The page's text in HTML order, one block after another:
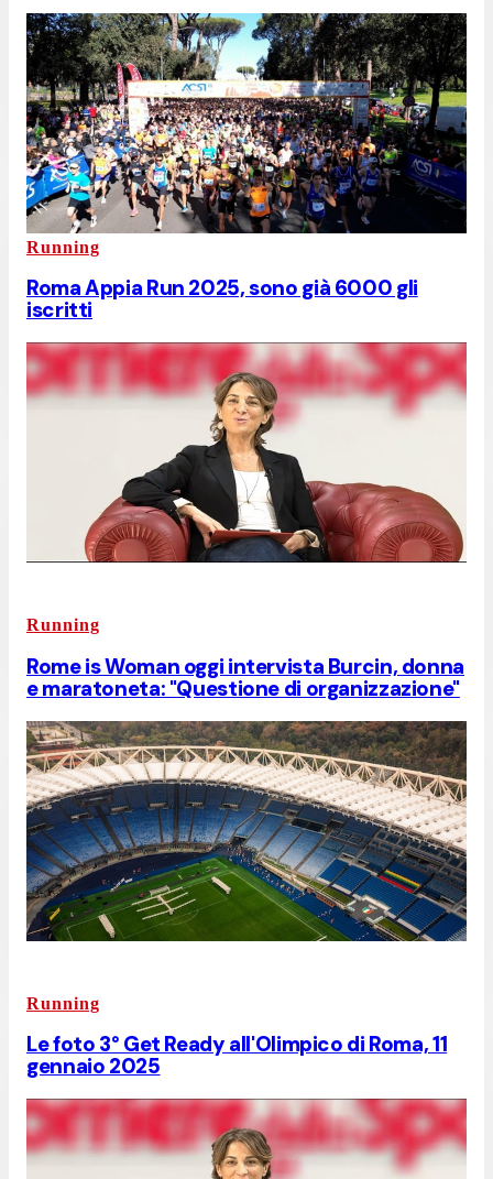
Running
Roma Appia Run 2025, sono già 6000 gli
iscritti
Running
Rome is Woman oggi intervista Burcin, donna
e maratoneta: "Questione di organizzazione"
Running
Le foto 3° Get Ready all'Olimpico di Roma, 11
gennaio 2025